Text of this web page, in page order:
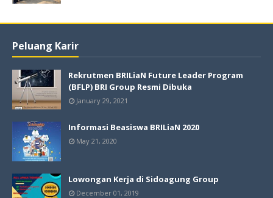
Peluang Karir
Rekrutmen BRILiaN Future Leader Program
(BFLP) BRI Group Resmi Dibuka
January 29, 2021
Informasi Beasiswa BRILiaN 2020
May 21, 2020
Lowongan Kerja di Sidoagung Group
December 01, 2019